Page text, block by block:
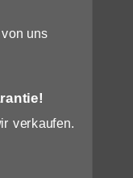
uns
verkaufen.